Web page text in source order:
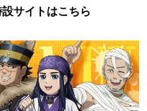
サイトはこちら